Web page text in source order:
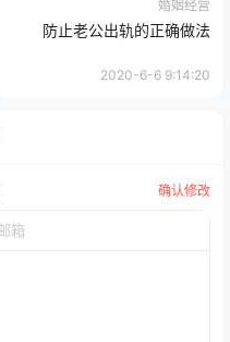
婚姻经营
防止老公出轨的正确做法
2020-6-6 9:14:20
确认修改